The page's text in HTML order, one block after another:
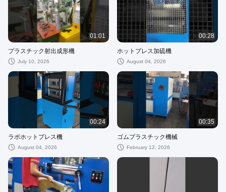
01:01
プラスチック射出成形機
July 10, 2026
00:28
ホットプレス加硫機
August 04, 2026
00:24
ラボホットプレス機
August 04, 2026
00:35
ゴムプラスチック機械
February 12, 2026